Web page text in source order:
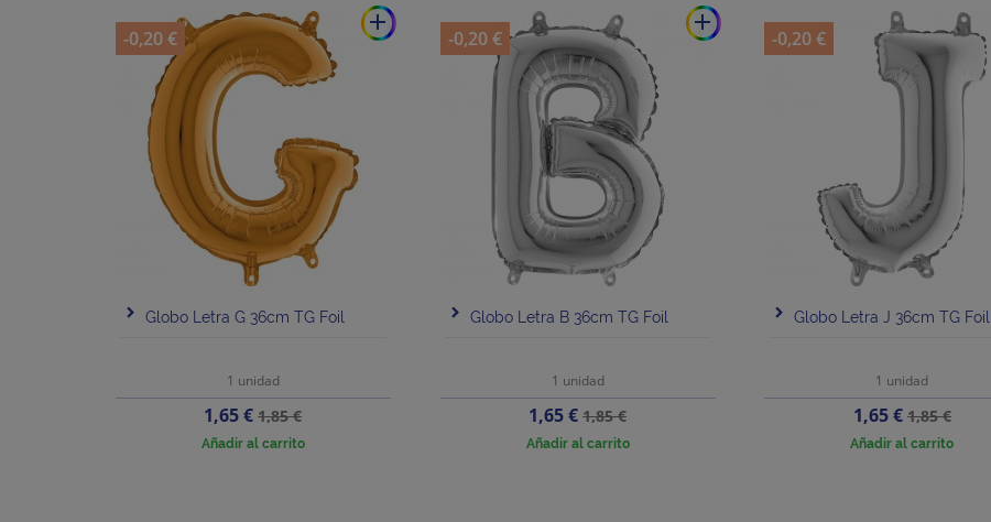
add
Globo Letra G 36cm TG Foil
1 unidad
Precio
1,65 €Precio
base
1,85 €
Añadir al carrito
-0,20 €
add
Globo Letra B 36cm TG Foil
1 unidad
Precio
1,65 €Precio
base
1,85 €
Añadir al carrito
-0,20 €
Globo Letra J 36cm TG Foil
1 unidad
Precio
1,65 €Precio
base
1,85 €
Añadir al carrito
-0,20 €